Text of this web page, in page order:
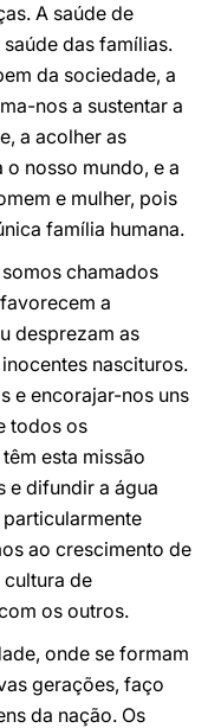
A saúde de
das famílias.
da sociedade, a
nos a sustentar a
a acolher as
nosso mundo, e a
e mulher, pois
família humana.
chamados
a
desprezam as
nascituros.
e encorajar-nos uns
todos os
esta missão
e difundir a água
ao crescimento de
de
os outros.
onde se formam
gerações, faço
da nação. Os